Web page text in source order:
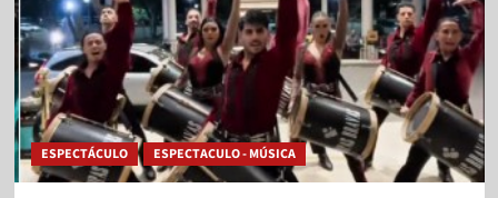
ESPECTÁCULO ESPECTACULO - MÚSICA